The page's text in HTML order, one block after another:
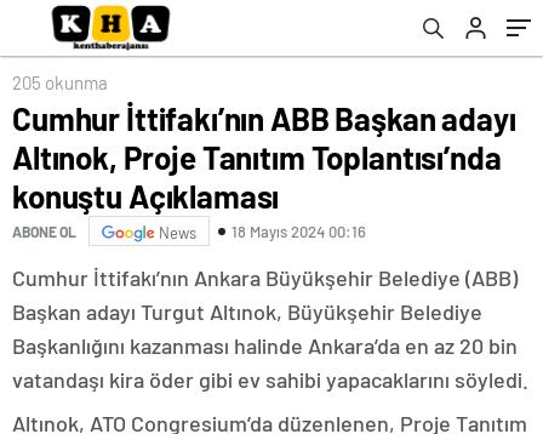
konuştu Açıklaması
205 okunma
Cumhur İttifakı’nın ABB Başkan adayı
Altınok, Proje Tanıtım Toplantısı’nda
konuştu Açıklaması
ABONE OL News 18 Mayıs 2024 00:16
Cumhur İttifakı’nın Ankara Büyükşehir Belediye (ABB)
Başkan adayı Turgut Altınok, Büyükşehir Belediye
Başkanlığını kazanması halinde Ankara’da en az 20 bin
vatandaşı kira öder gibi ev sahibi yapacaklarını söyledi.
Altınok, ATO Congresium’da düzenlenen, Proje Tanıtım
Vergili’ye Yükleniyor